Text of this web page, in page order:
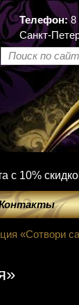
Телефон:8
Санкт-
с 10%
«Сотвори